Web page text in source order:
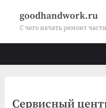
goodhandwork.ru
С чего начать ремонт
Сервисный